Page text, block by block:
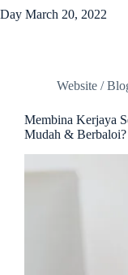
Day March 20, 2022
Website /
Membina Kerjaya
Mudah & Berbaloi?